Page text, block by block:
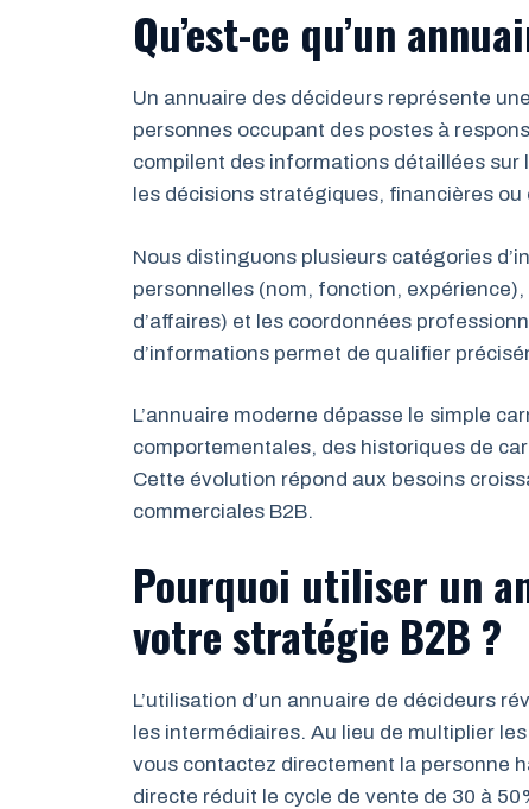
Qu’est-ce qu’un
Un annuaire des décideurs représente
personnes occupant des postes à
compilent des informations détaillées
les décisions stratégiques, financières ou
Nous distinguons plusieurs catégories
personnelles (nom, fonction,
d’affaires) et les coordonnées
d’informations permet de qualifier
L’annuaire moderne dépasse le simple
comportementales, des historiques de
Cette évolution répond aux besoins
commerciales B2B.
Pourquoi utiliser un
votre stratégie B2B ?
L’utilisation d’un annuaire de décideurs
les intermédiaires. Au lieu de multiplier
vous contactez directement la personne
directe réduit le cycle de vente de 30 à